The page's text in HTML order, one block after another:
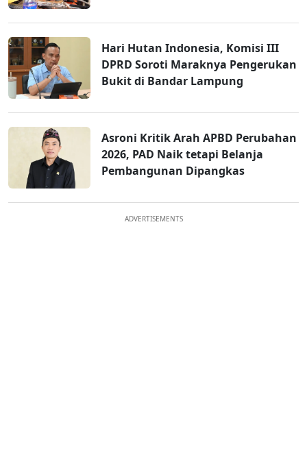
Hari Hutan Indonesia, Komisi III
DPRD Soroti Maraknya Pengerukan
Bukit di Bandar Lampung
Asroni Kritik Arah APBD Perubahan
2026, PAD Naik tetapi Belanja
Pembangunan Dipangkas
ADVERTISEMENTS